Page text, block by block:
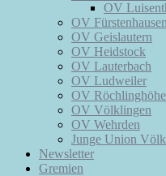
OV
OV Fürstenhausen
OV Geislautern
OV Heidstock
OV Lauterbach
OV Ludweiler
OV Röchlinghöhe
OV Völklingen
OV Wehrden
Junge Union
Newsletter
Gremien